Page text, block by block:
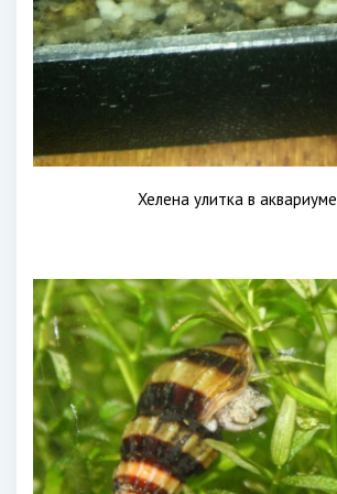
Хелена улитка в аквариуме